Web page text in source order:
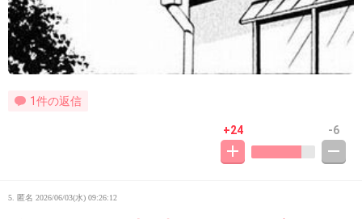
1件の返信
+24 -6
5. 匿名 2026/06/03(水) 09:26:12